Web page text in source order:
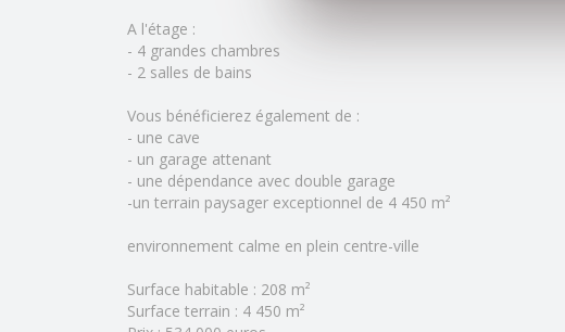
A l'étage :
- 4 grandes chambres
- 2 salles de bains
Vous bénéficierez également de :
- une cave
- un garage attenant
- une dépendance avec double garage
-un terrain paysager exceptionnel de 4 450 m²
environnement calme en plein centre-ville
Surface habitable : 208 m²
Surface terrain : 4 450 m²